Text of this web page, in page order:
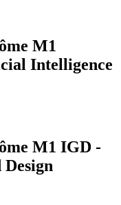
M1
Intelligence
M1 IGD -